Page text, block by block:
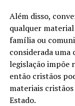
Além disso,
qualquer
família ou
considerada uma
legislação impõe
então cristãos
materiais
Estado.